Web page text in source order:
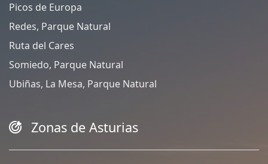
Picos de Europa
Redes, Parque Natural
Ruta del Cares
Somiedo, Parque Natural
Ubiñas, La Mesa, Parque Natural
Zonas de Asturias